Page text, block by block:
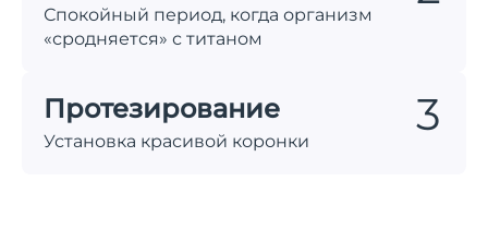
Спокойный период, когда организм
«сродняется» с титаном
Протезирование
Установка красивой коронки